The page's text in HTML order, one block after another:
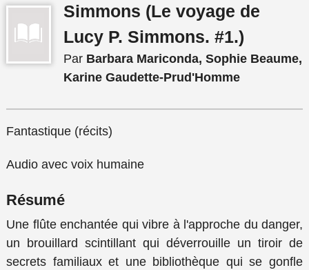
Simmons (Le voyage de
Lucy P. Simmons. #1.)
Par Barbara Mariconda, Sophie Beaume,
Karine Gaudette-Prud'Homme
Fantastique (récits)
Audio avec voix humaine
Résumé
Une flûte enchantée qui vibre à l'approche du danger,
un brouillard scintillant qui déverrouille un tiroir de
secrets familiaux et une bibliothèque qui se gonfle